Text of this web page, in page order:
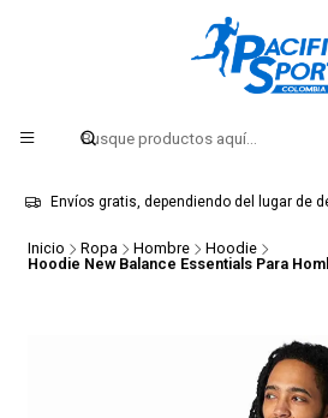
Envíos gratis, dependiendo del lugar de
Inicio Ropa Hombre
Hoodie
Hoodie New Balance Essentials Para